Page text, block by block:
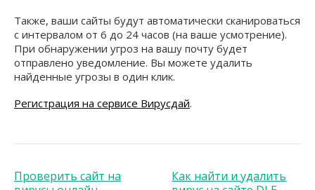
Также, ваши сайты будут автоматически сканироваться
с интервалом от 6 до 24 часов (на ваше усмотрение).
При обнаружении угроз на вашу почту будет
отправлено уведомление. Вы можете удалить
найденные угрозы в один клик.
Регистрация на сервисе Вирусдай.
Проверить сайт на
Как найти и удалить